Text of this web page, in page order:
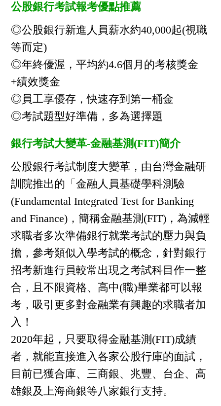
公股銀行考試報考優點推薦
◎公股銀行新進人員薪水約40,000起(視職
等而定)
◎年終優渥，平均約4.6個月的考核獎金
+績效獎金
◎員工享優存，快速存到第一桶金
◎考試題型好準備，多為選擇題
銀行考試大變革-金融基測(FIT)簡介
公股銀行考試制度大變革，由台灣金融研
訓院推出的「金融人員基礎學科測驗
(Fundamental Integrated Test for Banking
and Finance)，簡稱金融基測(FIT)，為減輕
求職者多次準備銀行就業考試的壓力與負
擔，參考類似入學考試的概念，針對銀行
招考新進行員較常出現之考試科目作一整
合，且不限資格、高中(職)畢業都可以報
考，吸引更多對金融業有興趣的求職者加
入！
2020年起，只要取得金融基測(FIT)成績
者，就能直接進入各家公股行庫的面試，
目前已獲合庫、三商銀、兆豐、台企、高
雄銀及上海商銀等八家銀行支持。